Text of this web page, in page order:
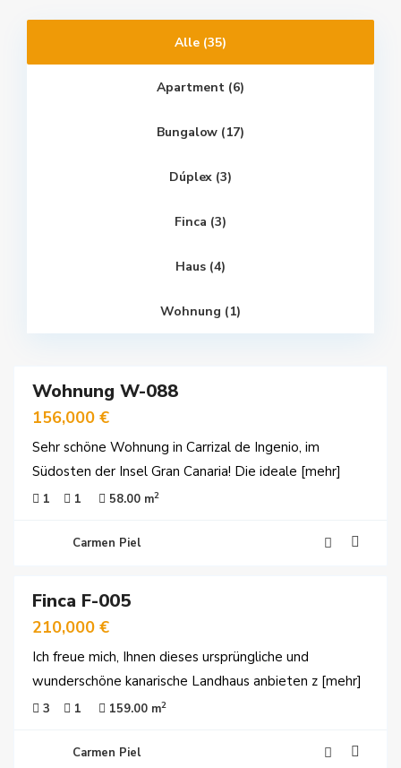
Alle (35)
Apartment (6)
Bungalow (17)
Dúplex (3)
Finca (3)
Haus (4)
Wohnung (1)
Wohnung W-088
156,000 €
Sehr schöne Wohnung in Carrizal de Ingenio, im
Südosten der Insel Gran Canaria! Die ideale [mehr]
1 1 58.00 m2
Carmen Piel
Finca F-005
210,000 €
Ich freue mich, Ihnen dieses ursprüngliche und
wunderschöne kanarische Landhaus anbieten z [mehr]
3 1 159.00 m2
Carmen Piel